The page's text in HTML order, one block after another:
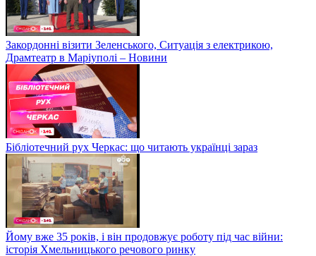
Закордонні візити Зеленського, Ситуація з електрикою,
Драмтеатр в Маріуполі – Новини
Бібліотечний рух Черкас: що читають українці зараз
Йому вже 35 років, і він продовжує роботу під час війни:
історія Хмельницького речового ринку